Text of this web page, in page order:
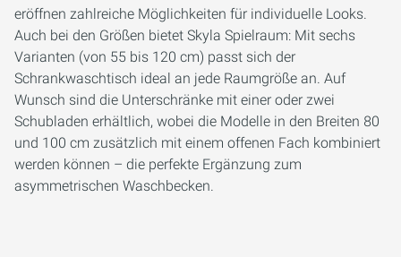
eröffnen zahlreiche Möglichkeiten für individuelle Looks.
Auch bei den Größen bietet Skyla Spielraum: Mit sechs
Varianten (von 55 bis 120 cm) passt sich der
Schrankwaschtisch ideal an jede Raumgröße an. Auf
Wunsch sind die Unterschränke mit einer oder zwei
Schubladen erhältlich, wobei die Modelle in den Breiten 80
und 100 cm zusätzlich mit einem offenen Fach kombiniert
werden können – die perfekte Ergänzung zum
asymmetrischen Waschbecken.